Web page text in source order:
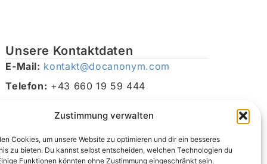
Zustimmung verwalten
Cookies, um unsere Website zu optimieren und dir ein besseres
zu bieten. Du kannst selbst entscheiden, welchen Technologien du
Funktionen könnten ohne Zustimmung eingeschränkt sein.
Unsere Kontaktdaten
E-Mail: kontakt@docanonym.com
Telefon: +43 660 19 59 444
Traunsee, Österreich